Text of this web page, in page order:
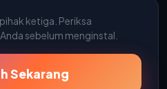
ketiga. Periksa
sebelum menginstal.
Sekarang